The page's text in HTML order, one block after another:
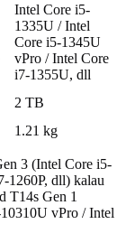
Intel Core i5-
1335U / Intel
Core i5-1345U
vPro / Intel Core
i7-1355U, dll
2 TB
1.21 kg
3 (Intel Core i5-
1260P, dll) kalau
T14s Gen 1
vPro / Intel